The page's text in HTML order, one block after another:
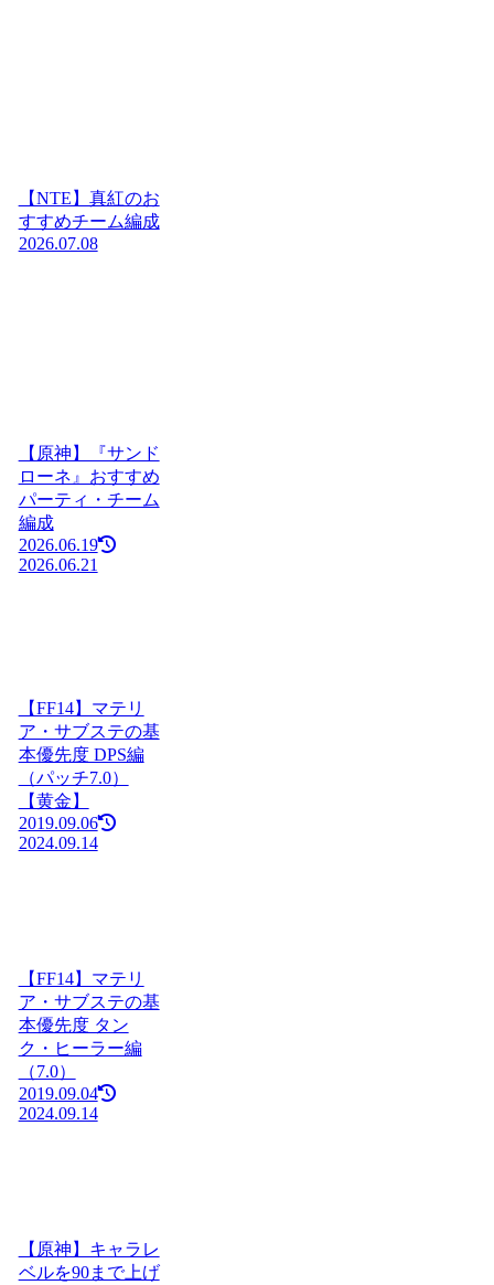
【NTE】真紅のお
すすめチーム編成
2026.07.08
【原神】『サンド
ローネ』おすすめ
パーティ・チーム
編成
2026.06.19
2026.06.21
【FF14】マテリ
ア・サブステの基
本優先度 DPS編
（パッチ7.0）
【黄金】
2019.09.06
2024.09.14
【FF14】マテリ
ア・サブステの基
本優先度 タン
ク・ヒーラー編
（7.0）
2019.09.04
2024.09.14
【原神】キャラレ
ベルを90まで上げ